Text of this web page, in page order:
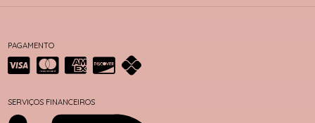
PAGAMENTO
SERVIÇOS FINANCEIROS